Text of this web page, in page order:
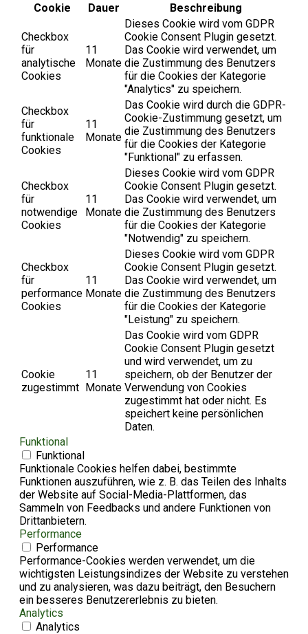
Cookie
Dauer Beschreibung
Checkbox
für
analytische
Cookies
11
Monate
Dieses Cookie wird vom GDPR
Cookie Consent Plugin gesetzt.
Das Cookie wird verwendet, um
die Zustimmung des Benutzers
für die Cookies der Kategorie
"Analytics" zu speichern.
Checkbox
für
funktionale
Cookies
11
Monate
Das Cookie wird durch die GDPR-
Cookie-Zustimmung gesetzt, um
die Zustimmung des Benutzers
für die Cookies der Kategorie
"Funktional" zu erfassen.
Checkbox
für
notwendige
Cookies
11
Monate
Dieses Cookie wird vom GDPR
Cookie Consent Plugin gesetzt.
Das Cookie wird verwendet, um
die Zustimmung des Benutzers
für die Cookies der Kategorie
"Notwendig" zu speichern.
Checkbox
für
performance
Cookies
11
Monate
Dieses Cookie wird vom GDPR
Cookie Consent Plugin gesetzt.
Das Cookie wird verwendet, um
die Zustimmung des Benutzers
für die Cookies der Kategorie
"Leistung" zu speichern.
Cookie
zugestimmt
11
Monate
Das Cookie wird vom GDPR
Cookie Consent Plugin gesetzt
und wird verwendet, um zu
speichern, ob der Benutzer der
Verwendung von Cookies
zugestimmt hat oder nicht. Es
speichert keine persönlichen
Daten.
Funktional
Funktional
Funktionale Cookies helfen dabei, bestimmte
Funktionen auszuführen, wie z. B. das Teilen des Inhalts
der Website auf Social-Media-Plattformen, das
Sammeln von Feedbacks und andere Funktionen von
Drittanbietern.
Performance
Performance
Performance-Cookies werden verwendet, um die
wichtigsten Leistungsindizes der Website zu verstehen
und zu analysieren, was dazu beiträgt, den Besuchern
ein besseres Benutzererlebnis zu bieten.
Analytics
Analytics